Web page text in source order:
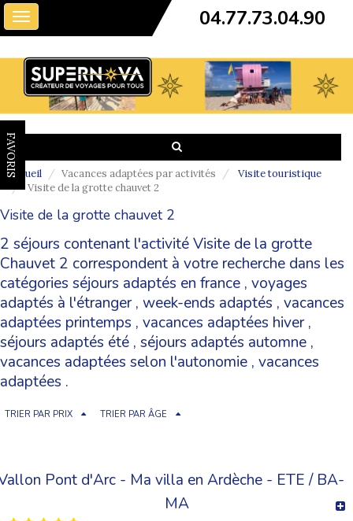
Toggle
navigation
04.77.73.04.90
FAVORIS
Accueil Vacances adaptées par activités
Visite touristique
Visite de la grotte chauvet 2
Visite de la grotte chauvet 2
2 séjours contenant l'activité Visite de la grotte
Chauvet 2 correspondent à votre recherche dans les
catégories séjours adaptés en france , voyages
adaptés à l'étranger, week-ends adaptés , vacances
adaptées printemps , vacances adaptées hiver,
séjours adaptés été , séjours adaptés automne ,
vacances adaptées selon l'autonomie , vacances
adaptées .
TRIER PAR PRIX TRIER PAR ÂGE
Pont d'Arc - Ma villa en Ardèche - ETE / BA-
MA